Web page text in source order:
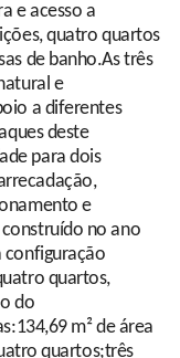
e acesso a
quatro quartos
de banho.As três
e
a diferentes
deste
para dois
e
no ano
configuração
quartos,
do
m² de área
quartos;três